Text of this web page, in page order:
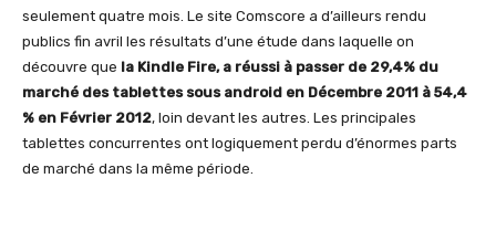
seulement quatre mois. Le site Comscore a d’ailleurs rendu
publics fin avril les résultats d’une étude dans laquelle on
découvre que la Kindle Fire, a réussi à passer de 29,4% du
marché des tablettes sous android en Décembre 2011 à 54,4
% en Février 2012, loin devant les autres. Les principales
tablettes concurrentes ont logiquement perdu d’énormes parts
de marché dans la même période.